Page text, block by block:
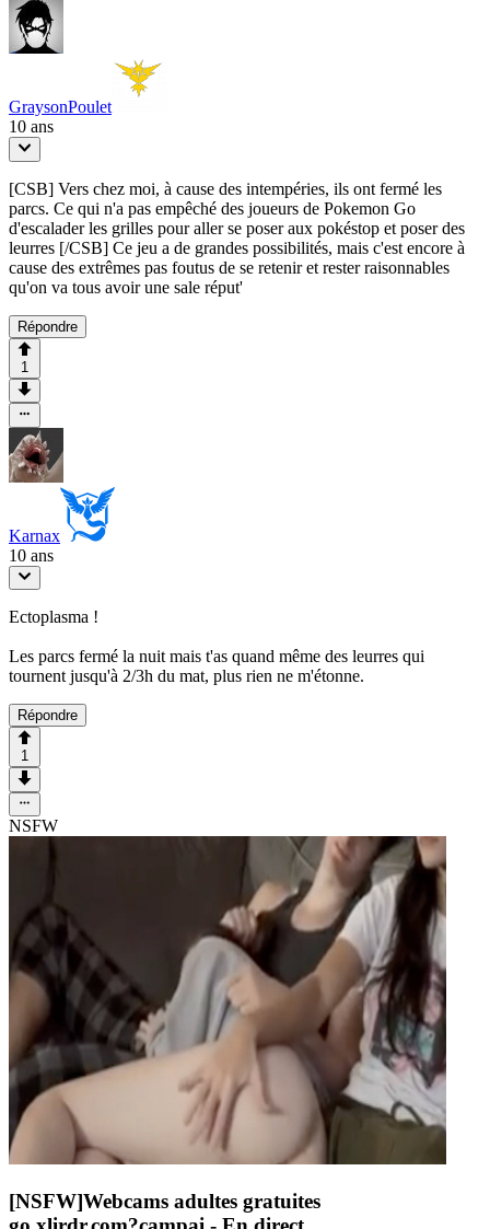
GraysonPoulet
10 ans
[CSB] Vers chez moi, à cause des intempéries, ils ont fermé les
parcs. Ce qui n'a pas empêché des joueurs de Pokemon Go
d'escalader les grilles pour aller se poser aux pokéstop et poser des
leurres [/CSB] Ce jeu a de grandes possibilités, mais c'est encore à
cause des extrêmes pas foutus de se retenir et rester raisonnables
qu'on va tous avoir une sale réput'
Répondre
1
Karnax
10 ans
Ectoplasma !
Les parcs fermé la nuit mais t'as quand même des leurres qui
tournent jusqu'à 2/3h du mat, plus rien ne m'étonne.
Répondre
1
NSFW
[NSFW]Webcams adultes gratuites